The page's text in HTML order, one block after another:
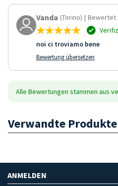
Vanda (Torino) | Bewertet
noi ci troviamo bene
Bewertung übersetzen
Alle Bewertungen stammen aus
Verwandte Produkte
ANMELDEN